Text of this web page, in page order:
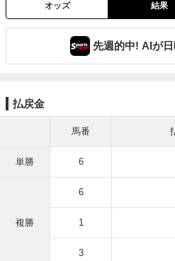
オッズ 結果
先週的中! AIが
払戻金
馬番
単勝 6
複勝
6
1
3